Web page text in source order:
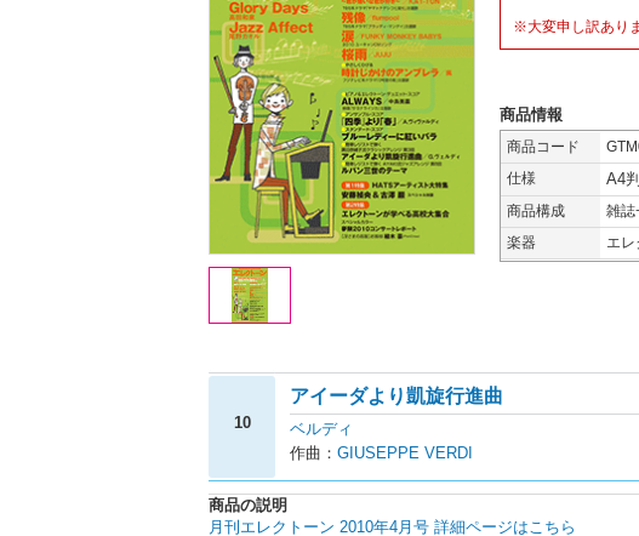
※大変申し訳あり
商品情報
商品コード
仕様
A4
商品構成
雑誌
楽器
エレ
10
アイーダより凱旋行進曲
ベルディ
作曲： GIUSEPPE VERDI
商品の説明
月刊エレクトーン 2010年4月号 詳細ページはこちら